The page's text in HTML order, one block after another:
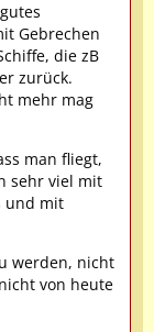
Gebrechen
die zB
zurück.
mehr mag
man fliegt,
sehr viel mit
und mit
werden, nicht
von heute